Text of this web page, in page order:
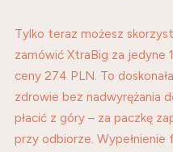
Tylko teraz możesz
zamówić XtraBig za jedyne
ceny 274 PLN. To
zdrowie bez nadwyrężania
płacić z góry – za paczkę
przy odbiorze.